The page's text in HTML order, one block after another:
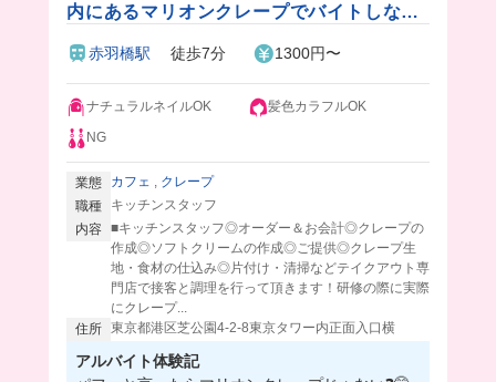
内にあるマリオンクレープでバイトしな
う✨赤羽橋駅 徒歩7分 1300円〜
ナチュラルネイルOK
髪色カラフルOK
NG
業態 カフェ
クレープ
職種
キッチンスタッフ
内容 ■キッチンスタッフ◎オーダー＆お会計◎クレープの
作成◎ソフトクリームの作成◎ご提供◎クレープ生
地・食材の仕込み◎片付け・清掃などテイクアウト専
門店で接客と調理を行って頂きます！研修の際に実際
にクレープ...
住所 東京都港区芝公園4-2-8東京タワー内正面入口横
アルバイト体験記